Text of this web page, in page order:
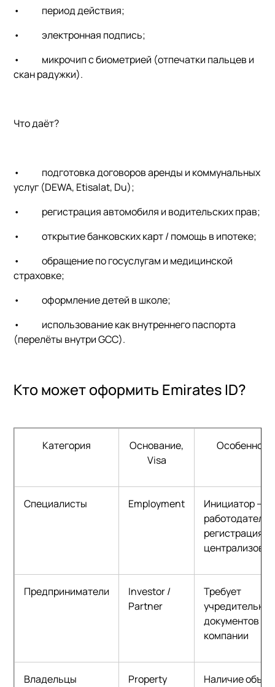
• период действия;
• электронная подпись;
• микрочип с биометрией (отпечатки пальцев и
скан радужки).
Что даёт?
• подготовка договоров аренды и коммунальных
услуг (DEWA, Etisalat, Du);
• регистрация автомобиля и водительских прав;
• открытие банковских карт / помощь в ипотеке;
• обращение по госуслугам и медицинской
страховке;
• оформление детей в школе;
• использование как внутреннего паспорта
(перелёты внутри GCC).
Кто может оформить Emirates ID?
Категория
Основание,
Visa
Специалисты Employment
Инициатор —
работодатель,
регистрация
Предприниматели
Investor /
Partner
Требует
учредительных
документов
компании
Владельцы Property Наличие